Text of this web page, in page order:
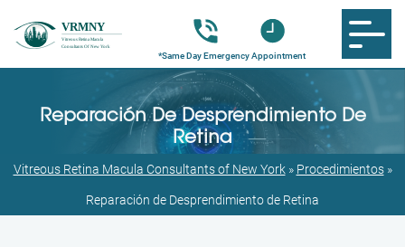
Reparación De Desprendimiento De
Retina
Vitreous Retina Macula Consultants of New York» Procedimientos»
Reparación de Desprendimiento de Retina